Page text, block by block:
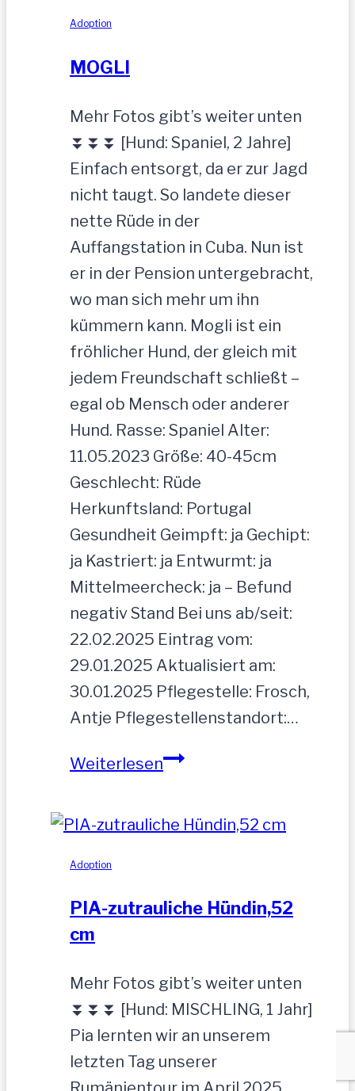
Adoption
MOGLI
Mehr Fotos gibt’s weiter unten
⏬⏬⏬ [Hund: Spaniel, 2 Jahre]
Einfach entsorgt, da er zur Jagd
nicht taugt. So landete dieser
nette Rüde in der
Auffangstation in Cuba. Nun ist
er in der Pension untergebracht,
wo man sich mehr um ihn
kümmern kann. Mogli ist ein
fröhlicher Hund, der gleich mit
jedem Freundschaft schließt –
egal ob Mensch oder anderer
Hund. Rasse: Spaniel Alter:
11.05.2023 Größe: 40-45cm
Geschlecht: Rüde
Herkunftsland: Portugal
Gesundheit Geimpft: ja Gechipt:
ja Kastriert: ja Entwurmt: ja
Mittelmeercheck: ja – Befund
negativ Stand Bei uns ab/seit:
22.02.2025 Eintrag vom:
29.01.2025 Aktualisiert am:
30.01.2025 Pflegestelle: Frosch,
Antje Pflegestellenstandort:…
WeiterlesenMOGLI
Adoption
PIA-zutrauliche Hündin,52
cm
Mehr Fotos gibt’s weiter unten
⏬⏬⏬ [Hund: MISCHLING, 1 Jahr]
Pia lernten wir an unserem
letzten Tag unserer